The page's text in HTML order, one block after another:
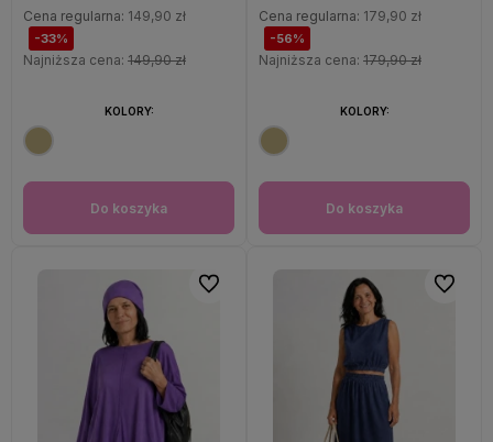
Cena regularna: 149,90 zł
-33%
Najniższa cena: 149,90 zł
Do koszyka
KOLORY:
Cena regularna: 179,90 zł
-56%
Najniższa cena: 179,90 zł
Do koszyka
KOLORY:
Do ulubionych Do